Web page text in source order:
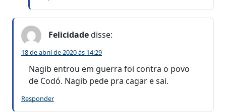
Felicidadedisse:
18 de abril de 2020 às 14:29
Nagib entrou em guerra foi contra o povo
de Codó. Nagib pede pra cagar e sai.
Responder